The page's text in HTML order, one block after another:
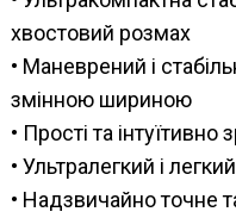
хвостовий розмах
• Маневрений і
змінною шириною
• Прості та інтуїтивно
• Ультралегкий і
• Надзвичайно точне